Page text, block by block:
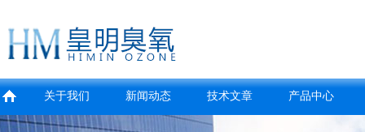
关于我们 新闻动态 技术文章 产品中心